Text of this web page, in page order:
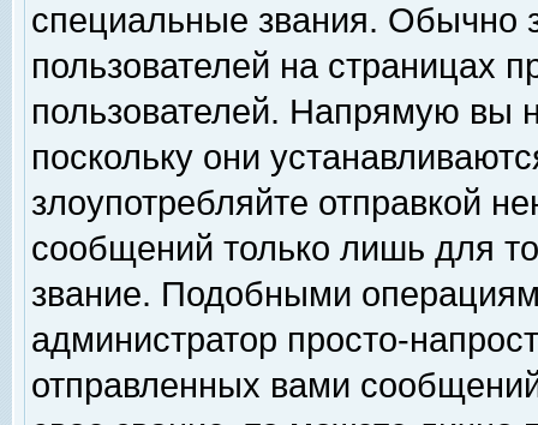
специальные звания. Обычно
пользователей на страницах
пользователей. Напрямую вы
поскольку они
злоупотребляйте отправкой
сообщений только лишь для
звание. Подобными
администратор просто-
отправленных вами